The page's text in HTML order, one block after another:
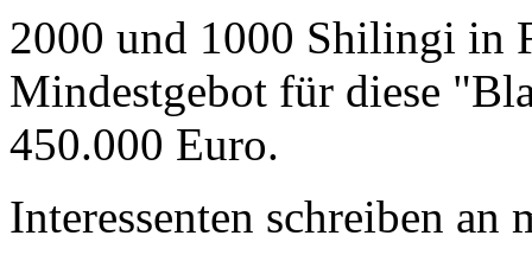
2000 und 1000 Shilingi in
Mindestgebot für diese
450.000 Euro.
Interessenten schreiben